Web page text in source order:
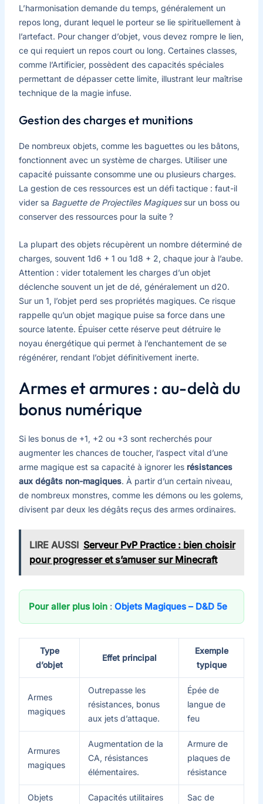
L’harmonisation demande du temps, généralement un
repos long, durant lequel le porteur se lie spirituellement à
l’artefact. Pour changer d’objet, vous devez rompre le lien,
ce qui requiert un repos court ou long. Certaines classes,
comme l’Artificier, possèdent des capacités spéciales
permettant de dépasser cette limite, illustrant leur maîtrise
technique de la magie infuse.
Gestion des charges et munitions
De nombreux objets, comme les baguettes ou les bâtons,
fonctionnent avec un système de charges. Utiliser une
capacité puissante consomme une ou plusieurs charges.
La gestion de ces ressources est un défi tactique : faut-il
vider sa Baguette de Projectiles Magiquessur un boss ou
conserver des ressources pour la suite ?
La plupart des objets récupèrent un nombre déterminé de
charges, souvent 1d6 + 1 ou 1d8 + 2, chaque jour à l’aube.
Attention : vider totalement les charges d’un objet
déclenche souvent un jet de dé, généralement un d20.
Sur un 1, l’objet perd ses propriétés magiques. Ce risque
rappelle qu’un objet magique puise sa force dans une
source latente. Épuiser cette réserve peut détruire le
noyau énergétique qui permet à l’enchantement de se
régénérer, rendant l’objet définitivement inerte.
Armes et armures : au-delà du
bonus numérique
Si les bonus de +1, +2 ou +3 sont recherchés pour
augmenter les chances de toucher, l’aspect vital d’une
arme magique est sa capacité à ignorer les résistances
aux dégâts non-magiques. À partir d’un certain niveau,
de nombreux monstres, comme les démons ou les golems,
divisent par deux les dégâts reçus des armes ordinaires.
LIRE AUSSI Serveur PvP Practice : bien choisir
pour progresser et s’amuser sur Minecraft
Pour aller plus loin: Objets Magiques – D&D 5e
Type
d’objet
Effet principal
Exemple
typique
Armes
magiques
Outrepasse les
résistances, bonus
aux jets d’attaque.
Épée de
langue de
feu
Armures
magiques
Augmentation de la
CA, résistances
élémentaires.
Armure de
plaques de
résistance
Objets
Capacités utilitaires
Sac de